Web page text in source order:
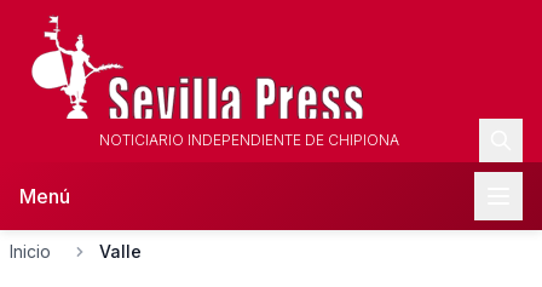
NOTICIARIO INDEPENDIENTE DE CHIPIONA
Menú
Inicio Valle